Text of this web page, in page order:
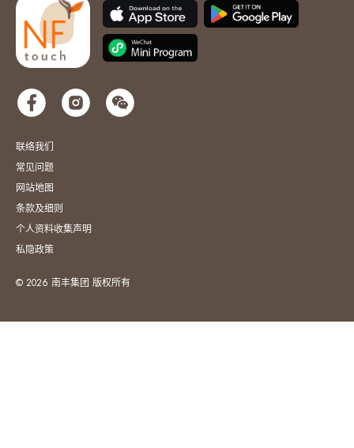
联络我们
常见问题
网站地图
条款及细则
个人资料收集声明
私隐政策
© 2026 南丰集团 版权所有